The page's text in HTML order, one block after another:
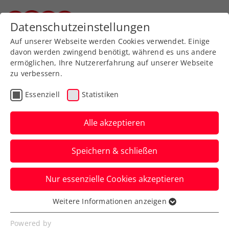
Zurück zur Newsübersicht
Verbands-Info
Sei live dabei: Mit
simpliTV die Erste Bank
Open gratis streamen!
Verfasst von: , 25.10.2023
Datenschutzeinstellungen
Auf unserer Webseite werden Cookies verwendet. Einige
davon werden zwingend benötigt, während es uns andere
ermöglichen, Ihre Nutzererfahrung auf unserer Webseite
zu verbessern.
Essenziell Statistiken
Alle akzeptieren
Speichern & schließen
Nur essenzielle Cookies akzeptieren
Essenziell
Essenzielle Cookies werden für grundlegende
Weitere Informationen anzeigen
Powered by